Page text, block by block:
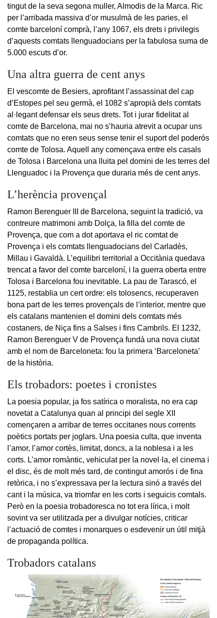
tingut de la seva segona muller, Almodis de la Marca. Ric
per l’arribada massiva d’or musulmà de les paries, el
comte barceloní comprà, l’any 1067, els drets i privilegis
d’aquests comtats llenguadocians per la fabulosa suma de
5.000 escuts d’or.
Una altra guerra de cent anys
El vescomte de Besiers, aprofitant l’assassinat del cap
d’Estopes pel seu germà, el 1082 s’apropià dels comtats
al·legant defensar els seus drets. Tot i jurar fidelitat al
comte de Barcelona, mai no s’hauria atrevit a ocupar uns
comtats que no eren seus sense tenir el suport del poderós
comte de Tolosa. Aquell any començava entre els casals
de Tolosa i Barcelona una lluita pel domini de les terres del
Llenguadoc i la Provença que duraria més de cent anys.
L’herència provençal
Ramon Berenguer III de Barcelona, seguint la tradició, va
contreure matrimoni amb Dolça, la filla del comte de
Provença, que com a dot aportava el ric comtat de
Provença i els comtats llenguadocians del Carladès,
Millau i Gavaldà. L’equilibri territorial a Occitània quedava
trencat a favor del comte barceloní, i la guerra oberta entre
Tolosa i Barcelona fou inevitable. La pau de Tarascó, el
1125, restablia un cert ordre: els tolosencs, recuperaven
bona part de les terres provençals de l’interior, mentre que
els catalans mantenien el domini dels comtats més
costaners, de Niça fins a Salses i fins Cambrils. El 1232,
Ramon Berenguer V de Provença fundà una nova ciutat
amb el nom de Barceloneta: fou la primera ‘Barceloneta’
de la història.
Els trobadors: poetes i cronistes
La poesia popular, ja fos satírica o moralista, no era cap
novetat a Catalunya quan al principi del segle XII
començaren a arribar de terres occitanes nous corrents
poètics portats per joglars. Una poesia culta, que inventa
l’amor, l’amor cortès, limitat, doncs, a la noblesa i a les
corts. L’amor romàntic, vehiculat per la novel·la, el cinema i
el disc, és de molt més tard, de contingut amorós i de fina
retòrica, i no s’expressava per la lectura sinó a través del
cant i la música, va triomfar en les corts i seguicis comtals.
Però en la poesia trobadoresca no tot era lírica, i molt
sovint va ser utilitzada per a divulgar notícies, criticar
l’actuació de comtes i monarques o esdevenir un útil mitjà
de propaganda política.
Trobadors catalans